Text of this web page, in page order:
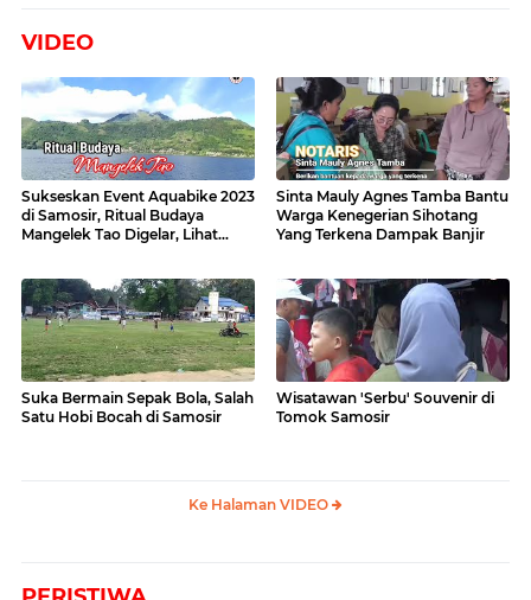
VIDEO
Sukseskan Event Aquabike 2023
di Samosir, Ritual Budaya
Mangelek Tao Digelar, Lihat
Sinta Mauly Agnes Tamba Bantu
Warga Kenegerian Sihotang
Yang Terkena Dampak Banjir
Suka Bermain Sepak Bola, Salah
Satu Hobi Bocah di Samosir
Wisatawan 'Serbu' Souvenir di
Tomok Samosir
Ke Halaman VIDEO